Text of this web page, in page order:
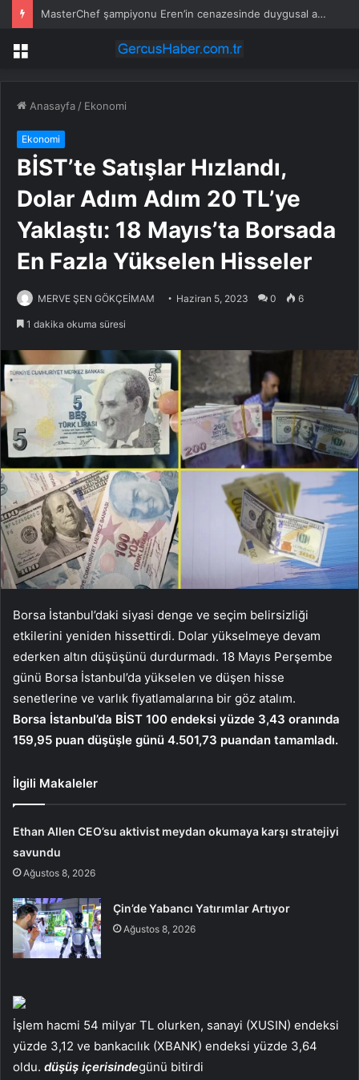
Bosch Home Comfort Group’tan İleri Teknoloji Hava Temizleme Cihazları
Menü
Anasayfa / Ekonomi
Ekonomi
BİST’te Satışlar Hızlandı,
Dolar Adım Adım 20 TL’ye
Yaklaştı: 18 Mayıs’ta Borsada
En Fazla Yükselen Hisseler
MERVE ŞEN GÖKÇEİMAM Haziran 5, 2023 0 6
1 dakika okuma süresi
Borsa İstanbul’daki siyasi denge ve seçim belirsizliği
etkilerini yeniden hissettirdi. Dolar yükselmeye devam
ederken altın düşüşünü durdurmadı. 18 Mayıs Perşembe
günü Borsa İstanbul’da yükselen ve düşen hisse
senetlerine ve varlık fiyatlamalarına bir göz atalım.
Borsa İstanbul’da BİST 100 endeksi yüzde 3,43 oranında
159,95 puan düşüşle günü 4.501,73 puandan tamamladı.
İlgili Makaleler
Ethan Allen CEO’su aktivist meydan okumaya karşı stratejiyi
savundu
Ağustos 8, 2026
Çin’de Yabancı Yatırımlar Artıyor
Ağustos 8, 2026
İşlem hacmi 54 milyar TL olurken, sanayi (XUSIN) endeksi
yüzde 3,12 ve bankacılık (XBANK) endeksi yüzde 3,64
oldu. düşüş içerisindegünü bitirdi